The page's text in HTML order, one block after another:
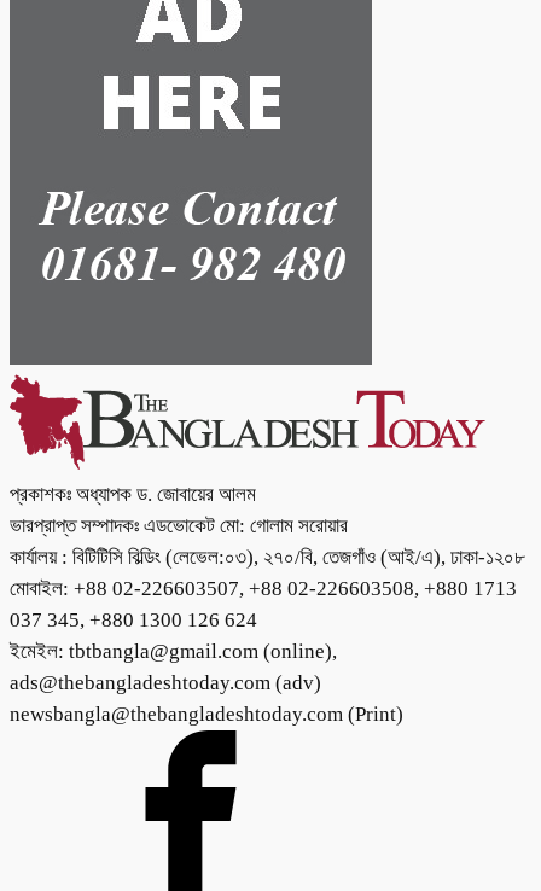
প্রকাশকঃ অধ্যাপক ড. জোবায়ের আলম
ভারপ্রাপ্ত সম্পাদকঃ এডভোকেট মো: গোলাম সরোয়ার
কার্যালয় : বিটিটিসি বিল্ডিং (লেভেল:০৩), ২৭০/বি, তেজগাঁও (আই/এ), ঢাকা-১২০৮
মোবাইল: +88 02-226603507, +88 02-226603508, +880 1713
037 345, +880 1300 126 624
ইমেইল: tbtbangla@gmail.com (online),
ads@thebangladeshtoday.com (adv)
newsbangla@thebangladeshtoday.com (Print)